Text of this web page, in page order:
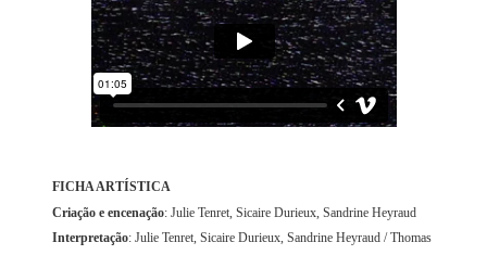
FICHA ARTÍSTICA
Criação e encenação: Julie Tenret, Sicaire Durieux, Sandrine Heyraud
Interpretação: Julie Tenret, Sicaire Durieux, Sandrine Heyraud / Thomas